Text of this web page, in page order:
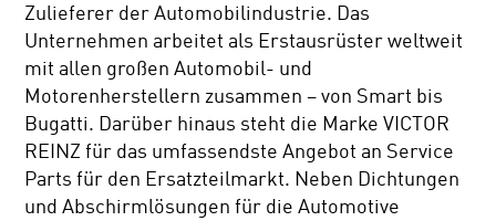
Zulieferer der Automobilindustrie. Das
Unternehmen arbeitet als Erstausrüster weltweit
mit allen großen Automobil- und
Motorenherstellern zusammen – von Smart bis
Bugatti. Darüber hinaus steht die Marke VICTOR
REINZ für das umfassendste Angebot an Service
Parts für den Ersatzteilmarkt. Neben Dichtungen
und Abschirmlösungen für die Automotive